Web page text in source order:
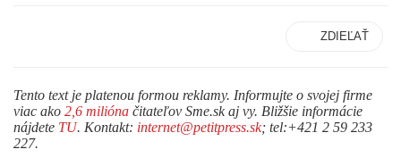
ZDIEĽAŤ
Tento text je platenou formou reklamy. Informujte o svojej firme
viac ako 2,6 milióna čitateľov Sme.sk aj vy. Bližšie informácie
nájdete TU. Kontakt: internet@petitpress.sk; tel:+421 2 59 233
227.